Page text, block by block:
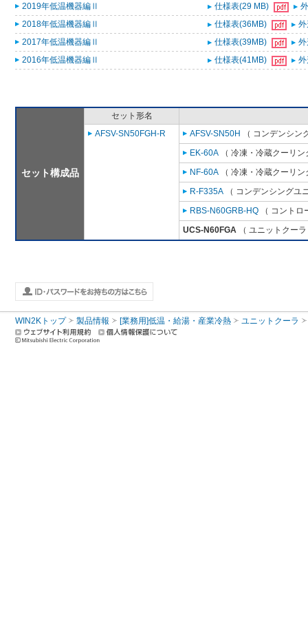
2019年低温機器編Ⅱ
仕様表(29 MB)
2018年低温機器編Ⅱ
仕様表(36MB)
2017年低温機器編Ⅱ
仕様表(39MB)
2016年低温機器編Ⅱ
仕様表(41MB)
セット構成品
セット形名
AFSV-SN50FGH-R
AFSV-SN50H
（ コンデンシン
EK-60A （ 冷凍・冷蔵クーリ
NF-60A （ 冷凍・冷蔵クーリ
R-F335A （ コンデンシングユ
RBS-N60GRB-HQ （ コント
UCS-N60FGA （ ユニットクー
WIN2Kトップ 製品情報 [業務用]低温・給湯・産業冷熱 ユニットクーラ